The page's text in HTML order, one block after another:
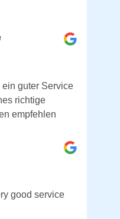
guter Service
richtige
empfehlen
good service